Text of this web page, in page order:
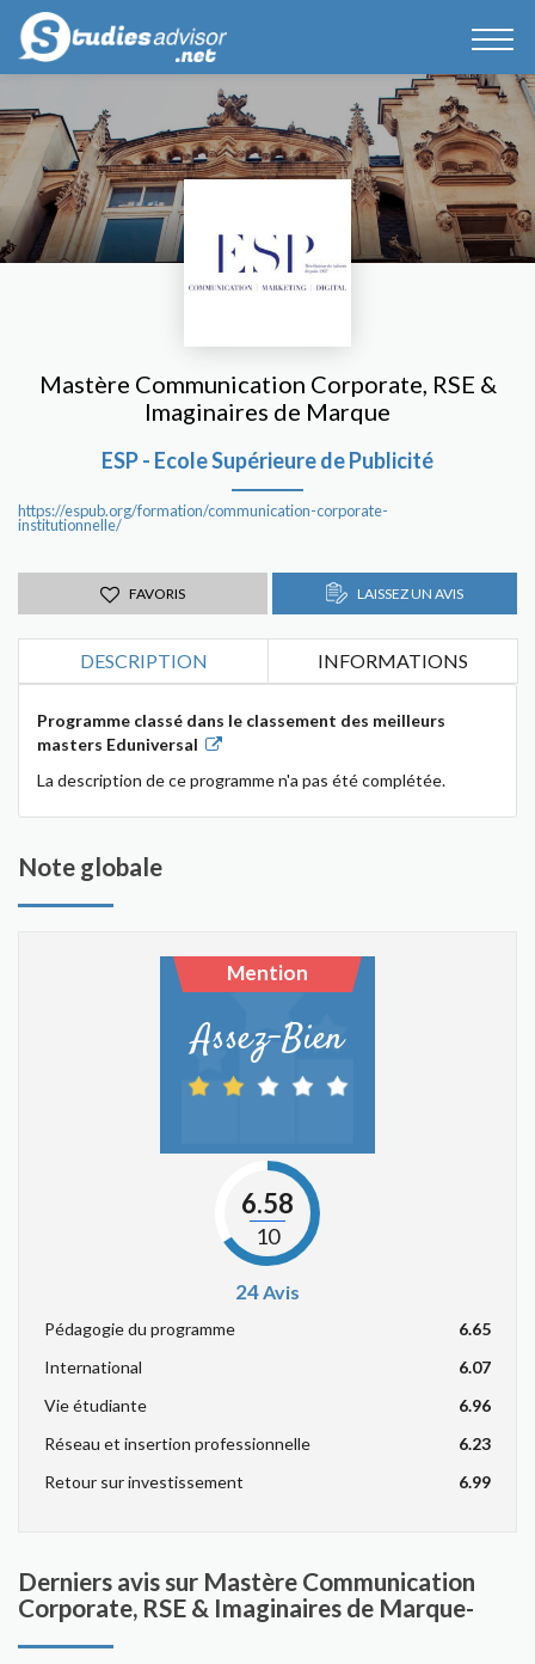
Mastère Communication Corporate, RSE &
Imaginaires de Marque
ESP - Ecole Supérieure de Publicité
https://espub.org/formation/communication-corporate-
institutionnelle/
FAVORIS LAISSEZ UN AVIS
DESCRIPTION INFORMATIONS
Programme classé dans le classement des meilleurs
masters Eduniversal
La description de ce programme n'a pas été complétée.
Note globale
Mention
Assez-Bien
6.58
10
24Avis
Pédagogie du programme
6.65
International
6.07
Vie étudiante
6.96
Réseau et insertion professionnelle
6.23
Retour sur investissement
6.99
Derniers avis sur Mastère Communication
Corporate, RSE & Imaginaires de Marque-